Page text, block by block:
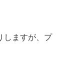
しますが、プ